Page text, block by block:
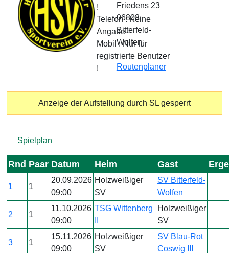
!
Telefon : Keine
Angabe
Mobil : Nur für
registrierte Benutzer
!
Friedens 23
06808
Bitterfeld-
Wolfen
Routenplaner
Anzeige der Aufstellung durch SL gesperrt
Spielplan
Rnd Paar Datum Heim Gast
1 1
20.09.2026
09:00
Holzweißiger
SV
SV Bitterfeld-
Wolfen
2 1
11.10.2026
09:00
TSG Wittenberg
Holzweißiger
SV
3 1
15.11.2026
09:00
Holzweißiger
SV
SV Blau-Rot
Coswig III